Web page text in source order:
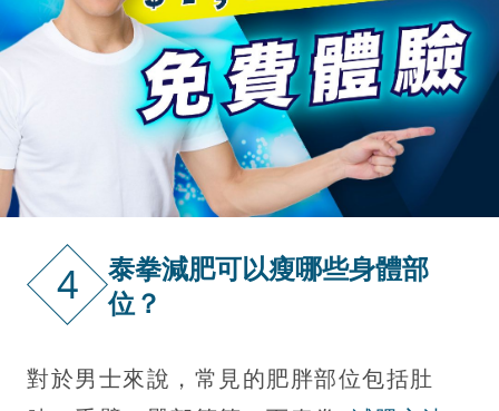
4
泰拳減肥可以瘦哪些身體部
位？
對於男士來說，常見的肥胖部位包括肚